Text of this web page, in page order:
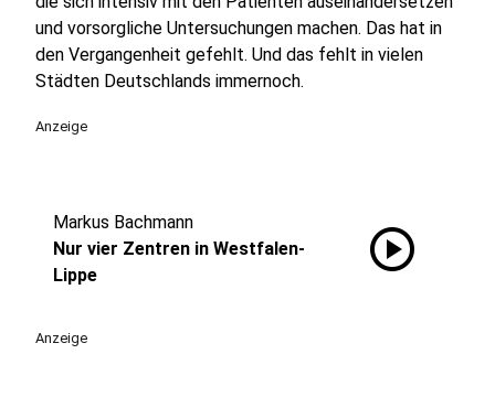
und vorsorgliche Untersuchungen machen. Das hat in
den Vergangenheit gefehlt. Und das fehlt in vielen
Städten Deutschlands immernoch.
Anzeige
Markus Bachmann
Nur vier Zentren in Westfalen-
Lippe
play_circle
Anzeige